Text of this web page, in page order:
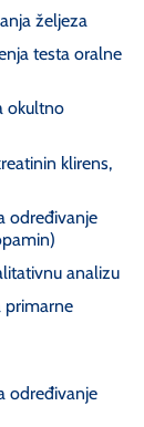
željeza
testa oralne
okultno
klirens,
određivanje
analizu
primarne
određivanje